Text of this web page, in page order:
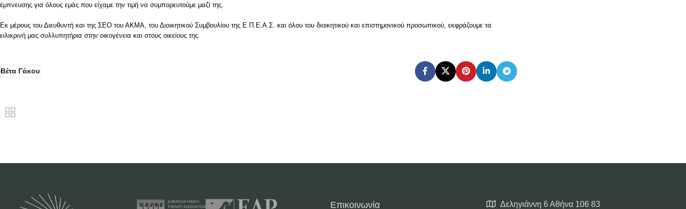
έμπνευσης για όλους εμάς που είχαμε την τιμή να συμπορευτούμε μαζί της.
Εκ μέρους του Διευθυντή ​και της ΣΕΟ του ΑΚΜΑ , του Διοικητικού Συμβουλίου της Ε.Π.Ε.Α.Σ. και όλου του διοικητικού και επιστημονικού προσωπικού, εκφράζουμε τα
ειλικρινή μας συλλυπητήρια στην οικογένεια και στους οικείους της.
Βέτα Γάκου
Επικοινωνία Δεληγιάννη 6 Αθήνα 106 83